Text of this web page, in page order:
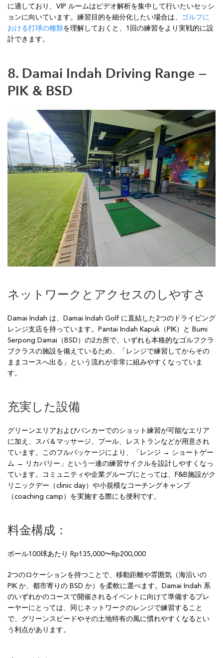
に適しており、VIP ルームはビデオ解析を集中して行いたいセッシ
ョンに向いています。練習目的を細分化したい場合は、 ゴルフに
おける打球の種類を理解しておくと、1回の練習をより実戦的に設
計できます。
8. Damai Indah Driving Range —
PIK & BSD
ネットワークとアクセスのしやすさ
Damai Indah は、Damai Indah Golf に直結した2つのドライビング
レンジ支店を持っています。Pantai Indah Kapuk（PIK）と Bumi
Serpong Damai（BSD）の2カ所で、いずれも本格的なゴルフクラ
ブクラスの施設を備えているため、「レンジで練習してからその
ままコースへ出る」という流れが非常に組みやすくなっていま
す。
充実した設備
グリーンエリアおよびバンカーでのショット練習が可能なエリア
に加え、スパ＆マッサージ、プール、レストランなどが用意され
ています。このフルパッケージにより、「レンジ → ショートゲー
ム → リカバリー」という一連の練習サイクルを設計しやすくなっ
ています。コミュニティや企業グループにとっては、F&B施設がク
リニックデー（clinic day）や小規模なコーチングキャンプ
（coaching camp）を実施する際にも便利です。
料金構成：
ボール100球あたり Rp135,000〜Rp200,000
2つのロケーションを持つことで、移動距離や雰囲気（海沿いの
PIK か、都市寄りの BSD か）を柔軟に選べます。Damai Indah 系
のいずれかのコースで開催されるイベントに向けて準備するプレ
ーヤーにとっては、同じネットワークのレンジで練習すること
で、グリーンスピードやその土地特有の風に慣れやすくなるとい
う利点があります。